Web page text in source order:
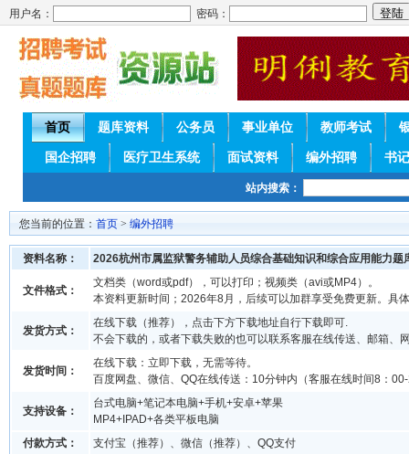
用户名： 密码：
首页 题库资料 公务员 事业单位 教师考试
国企招聘 医疗卫生系统 面试资料 编外招聘 书
站内搜索：
您当前的位置： 首页 > 编外招聘
资料名称： 2026杭州市属监狱警务辅助人员综合基础知识和综合应用能力题
文件格式：
文档类（word或pdf），可以打印；视频类（avi或MP4）。
本资料更新时间；2026年8月，后续可以加群享受免费更新。具
发货方式：
在线下载（推荐），点击下方下载地址自行下载即可.
不会下载的，或者下载失败的也可以联系客服在线传送、邮箱、
发货时间：
在线下载：立即下载，无需等待。
百度网盘、微信、QQ在线传送：10分钟内（客服在线时间8：
支持设备：
台式电脑+笔记本电脑+手机+安卓+苹果
MP4+IPAD+各类平板电脑
付款方式：
支付宝（推荐）、微信（推荐）、QQ支付